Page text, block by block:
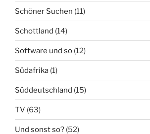
Schöner Suchen (11)
Schottland (14)
Software und so (12)
Südafrika (1)
Süddeutschland (15)
TV (63)
Und sonst so? (52)